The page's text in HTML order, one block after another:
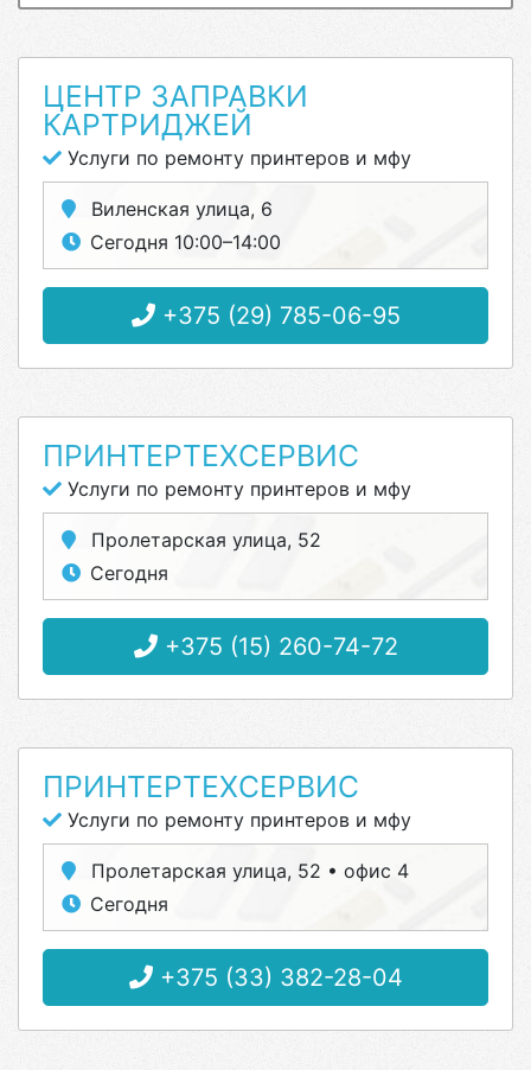
ЦЕНТР ЗАПРАВКИ
КАРТРИДЖЕЙ
Услуги по ремонту принтеров и мфу
Виленская улица, 6
Сегодня 10:00–14:00
+375 (29) 785-06-95
ПРИНТЕРТЕХСЕРВИС
Услуги по ремонту принтеров и мфу
Пролетарская улица, 52
Сегодня
+375 (15) 260-74-72
ПРИНТЕРТЕХСЕРВИС
Услуги по ремонту принтеров и мфу
Пролетарская улица, 52 • офис 4
Сегодня
+375 (33) 382-28-04